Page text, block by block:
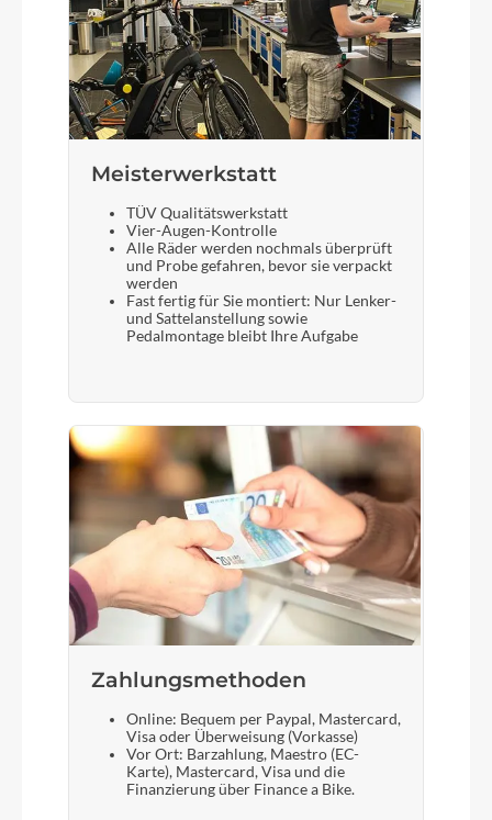
Meisterwerkstatt
TÜV Qualitätswerkstatt
Vier-Augen-Kontrolle
Alle Räder werden nochmals überprüft
und Probe gefahren, bevor sie verpackt
werden
Fast fertig für Sie montiert: Nur Lenker-
und Sattelanstellung sowie
Pedalmontage bleibt Ihre Aufgabe
Zahlungsmethoden
Online: Bequem per Paypal, Mastercard,
Visa oder Überweisung (Vorkasse)
Vor Ort: Barzahlung, Maestro (EC-
Karte), Mastercard, Visa und die
Finanzierung über Finance a Bike.